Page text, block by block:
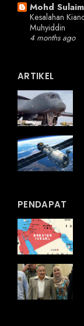
Mohd
Kesalahan
Muhyiddin
4 months ago
ARTIKEL
PENDAPAT